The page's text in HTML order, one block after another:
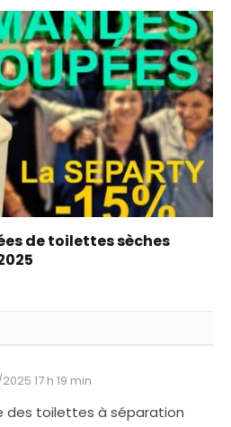
de toilettes sèches
17 h 19 min
des toilettes à séparation